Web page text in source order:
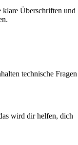
Überschriften und
technische Fragen
wird dir helfen, dich